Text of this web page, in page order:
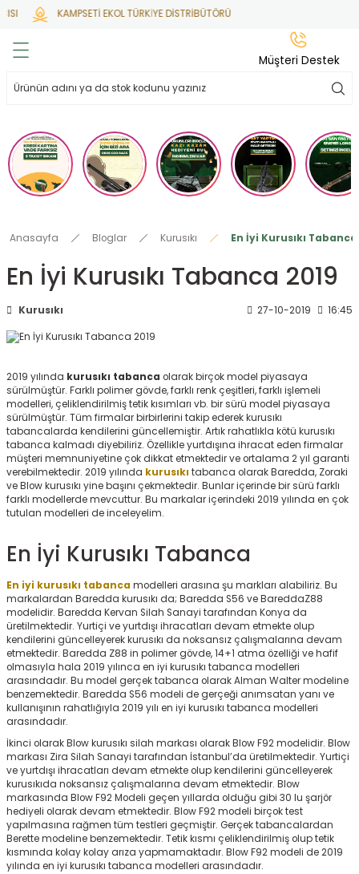
KAMPSETİ EKOL TÜRKİYE DİSTRİBÜTÖRÜ
Geri Dön
Mermisi
Geri Dön
Geri Dön
Geri Dön
Tabure
Geri Dön
Anasayfa Bloglar Kurusıkı En İyi Kurusıkı Tabanca
En İyi Kurusıkı Tabanca 2019
Kurusıkı 27-10-2019 16:45
2019 yılında kurusıkı tabanca olarak birçok model piyasaya
sürülmüştür. Farklı polimer gövde, farklı renk çeşitleri, farklı işlemeli
modelleri, çeliklendirilmiş tetik kısımları vb. bir sürü model piyasaya
sürülmüştür. Tüm firmalar birbirlerini takip ederek kurusıkı
tabancalarda kendilerini güncellemiştir. Artık rahatlıkla kötü kurusıkı
tabanca kalmadı diyebiliriz. Özellikle yurtdışına ihracat eden firmalar
müşteri memnuniyetine çok dikkat etmektedir ve ortalama 2 yıl garanti
verebilmektedir. 2019 yılında kurusıkı tabanca olarak Baredda, Zoraki
ve Blow kurusıkı yine başını çekmektedir. Bunlar içerinde bir sürü farklı
farklı modellerde mevcuttur. Bu markalar içerindeki 2019 yılında en çok
tutulan modelleri de inceleyelim.
En İyi Kurusıkı Tabanca
En iyi kurusıkı tabanca modelleri arasına şu markları alabiliriz. Bu
markalardan Baredda kurusıkı da; Baredda S56 ve BareddaZ88
modelidir. Baredda Kervan Silah Sanayi tarafından Konya da
üretilmektedir. Yurtiçi ve yurtdışı ihracatları devam etmekte olup
kendilerini güncelleyerek kurusıkı da noksansız çalışmalarına devam
etmektedir. Baredda Z88 in polimer gövde, 14+1 atma özelliği ve hafif
olmasıyla hala 2019 yılınca en iyi kurusıkı tabanca modelleri
arasındadır. Bu model gerçek tabanca olarak Alman Walter modeline
benzemektedir. Baredda S56 modeli de gerçeği anımsatan yanı ve
kullanışının rahatlığıyla 2019 yılı en iyi kurusıkı tabanca modelleri
arasındadır.
İkinci olarak Blow kurusıkı silah markası olarak Blow F92 modelidir. Blow
markası Zira Silah Sanayi tarafından İstanbul’da üretilmektedir. Yurtiçi
ve yurtdışı ihracatları devam etmekte olup kendilerini güncelleyerek
kurusıkıda noksansız çalışmalarına devam etmektedir. Blow
markasında Blow F92 Modeli geçen yıllarda olduğu gibi 30 lu şarjör
hediyeli olarak devam etmektedir. Blow F92 modeli birçok test
yapılmasına rağmen tüm testleri geçmiştir. Gerçek tabancalardan
Berette modeline benzemektedir. Tetik kısmı çeliklendirilmiş olup tetik
kısmında kolay kolay arıza yapmamaktadır. Blow F92 modeli de 2019
yılında en iyi kurusıkı tabanca modelleri arasındadır.